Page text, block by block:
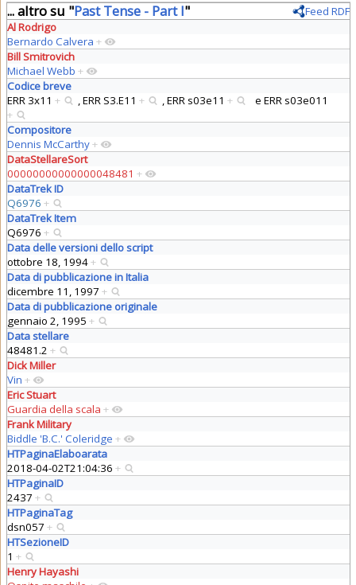
... altro su "Past Tense - Part I"
Feed RDF
Al Rodrigo
Bernardo Calvera +
Bill Smitrovich
Michael Webb +
Codice breve
ERR 3x11 + ,ERR S3.E11 + ,ERR s03e11 + e ERR s03e011
+
Compositore
Dennis McCarthy+
DataStellareSort
00000000000000048481 +
DataTrek ID
Q6976 +
DataTrek Item
Q6976 +
Data delle versioni dello script
ottobre 18, 1994+
Data di pubblicazione in Italia
dicembre 11, 1997 +
Data di pubblicazione originale
gennaio 2, 1995 +
Data stellare
48481.2 +
Dick Miller
Vin +
Eric Stuart
Guardia della scala +
Frank Military
Biddle 'B.C.' Coleridge +
HTPaginaElaboarata
2018-04-02T21:04:36 +
HTPaginaID
2437 +
HTPaginaTag
dsn057 +
HTSezioneID
1 +
Henry Hayashi